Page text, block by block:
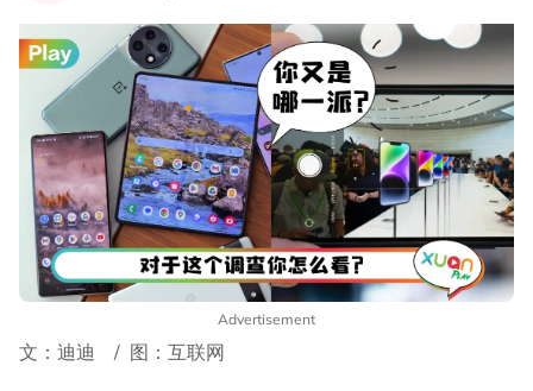
Advertisement
文：迪迪 / 图：互联网